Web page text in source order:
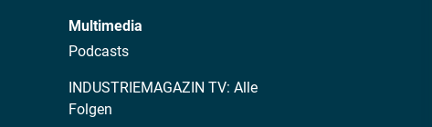
Multimedia
Podcasts
INDUSTRIEMAGAZIN TV: Alle
Folgen